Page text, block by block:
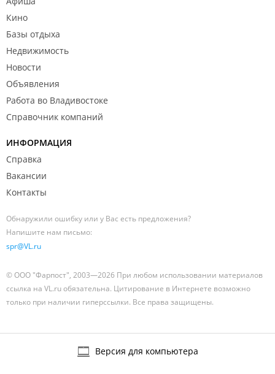
Кино
Базы отдыха
Недвижимость
Новости
Объявления
Работа во Владивостоке
Справочник компаний
ИНФОРМАЦИЯ
Справка
Вакансии
Контакты
Обнаружили ошибку или у Вас есть предложения?
Напишите нам письмо:
spr@VL.ru
© ООО "Фарпост", 2003—2026 При любом использовании материалов
ссылка на VL.ru обязательна. Цитирование в Интернете возможно
только при наличии гиперссылки. Все права защищены.
Версия для компьютера